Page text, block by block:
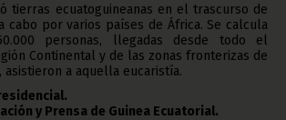
tierras ecuatoguineanas en el trascurso de
cabo por varios países de África. Se calcula
personas, llegadas desde todo el
Continental y de las zonas fronterizas de
asistieron a aquella eucaristía.
y Prensa de Guinea Ecuatorial.